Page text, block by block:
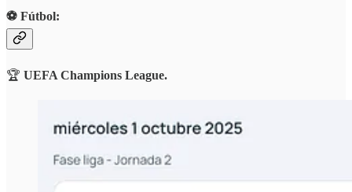
⚽️ Fútbol:
🏆 UEFA Champions League.